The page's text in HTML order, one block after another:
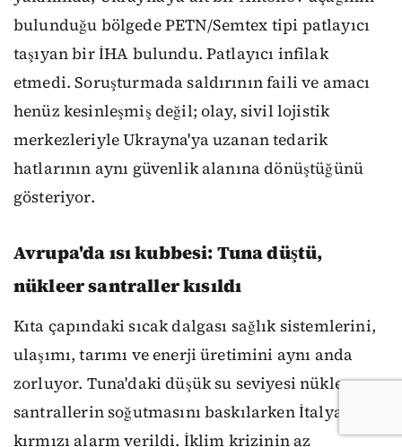
bulunduğu bölgede PETN/Semtex tipi patlayıcı
taşıyan bir İHA bulundu. Patlayıcı infilak
etmedi. Soruşturmada saldırının faili ve amacı
henüz kesinleşmiş değil; olay, sivil lojistik
merkezleriyle Ukrayna'ya uzanan tedarik
hatlarının aynı güvenlik alanına dönüştüğünü
gösteriyor.
Avrupa'da ısı kubbesi: Tuna düştü,
nükleer santraller kısıldı
Kıta çapındaki sıcak dalgası sağlık sistemlerini,
ulaşımı, tarımı ve enerji üretimini aynı anda
zorluyor. Tuna'daki düşük su seviyesi nükleer
santrallerin soğutmasını baskılarken İtalya'da
kırmızı alarm verildi. İklim krizinin az